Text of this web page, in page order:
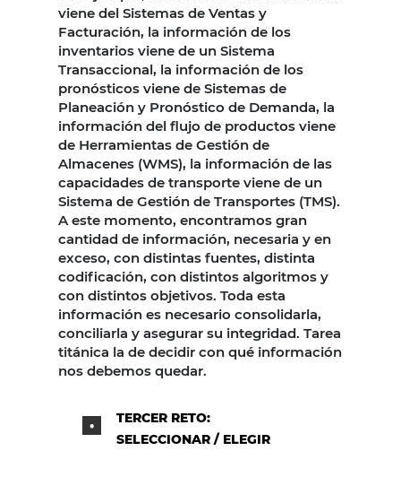
viene del Sistemas de Ventas y
Facturación, la información de los
inventarios viene de un Sistema
Transaccional, la información de los
pronósticos viene de Sistemas de
Planeación y Pronóstico de Demanda, la
información del flujo de productos viene
de Herramientas de Gestión de
Almacenes (WMS), la información de las
capacidades de transporte viene de un
Sistema de Gestión de Transportes (TMS).
A este momento, encontramos gran
cantidad de información, necesaria y en
exceso, con distintas fuentes, distinta
codificación, con distintos algoritmos y
con distintos objetivos. Toda esta
información es necesario consolidarla,
conciliarla y asegurar su integridad. Tarea
titánica la de decidir con qué información
nos debemos quedar.
TERCER RETO:
SELECCIONAR / ELEGIR